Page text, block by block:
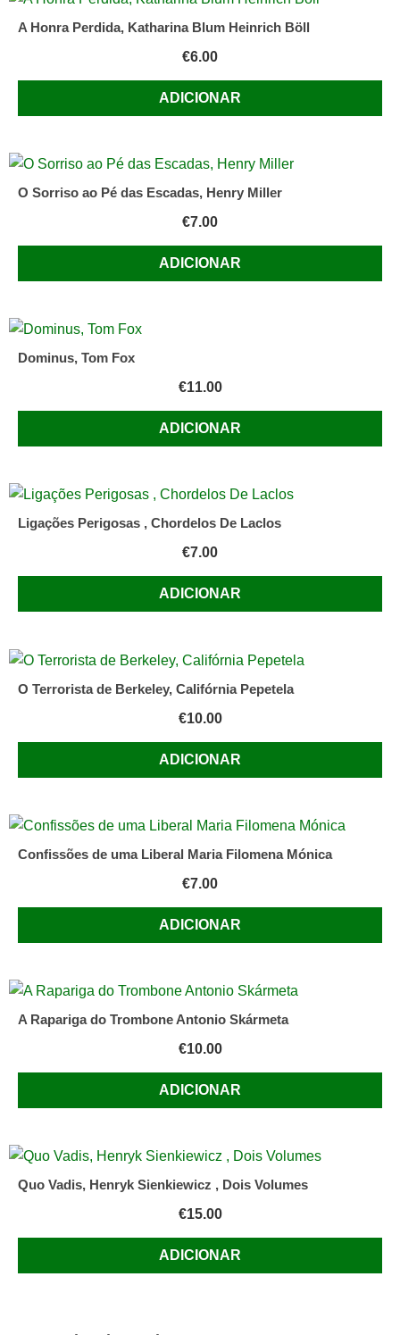
Possessão
A Honra Perdida, Katharina Blum Heinrich Böll
€6.00
ADICIONAR
O Sorriso ao Pé das Escadas, Henry Miller
€7.00
ADICIONAR
Dominus, Tom Fox
€11.00
ADICIONAR
Ligações Perigosas , Chordelos De Laclos
€7.00
ADICIONAR
O Terrorista de Berkeley, Califórnia Pepetela
€10.00
ADICIONAR
Confissões de uma Liberal Maria Filomena Mónica
€7.00
ADICIONAR
A Rapariga do Trombone Antonio Skármeta
€10.00
ADICIONAR
Quo Vadis, Henryk Sienkiewicz , Dois Volumes
€15.00
ADICIONAR